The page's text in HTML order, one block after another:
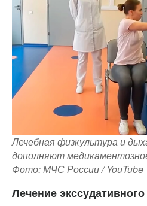
Лечебная физкультура и
дополняют
Фото: МЧС России / YouTube
Лечение